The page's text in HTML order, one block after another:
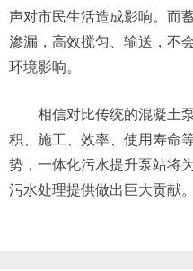
声对市民生活造成影响。而
渗漏，高效搅匀、输送，不
环境影响。
相信对比传统的混凝土
积、施工、效率、使用寿命
势，一体化污水提升泵站将
污水处理提供做出巨大贡献。